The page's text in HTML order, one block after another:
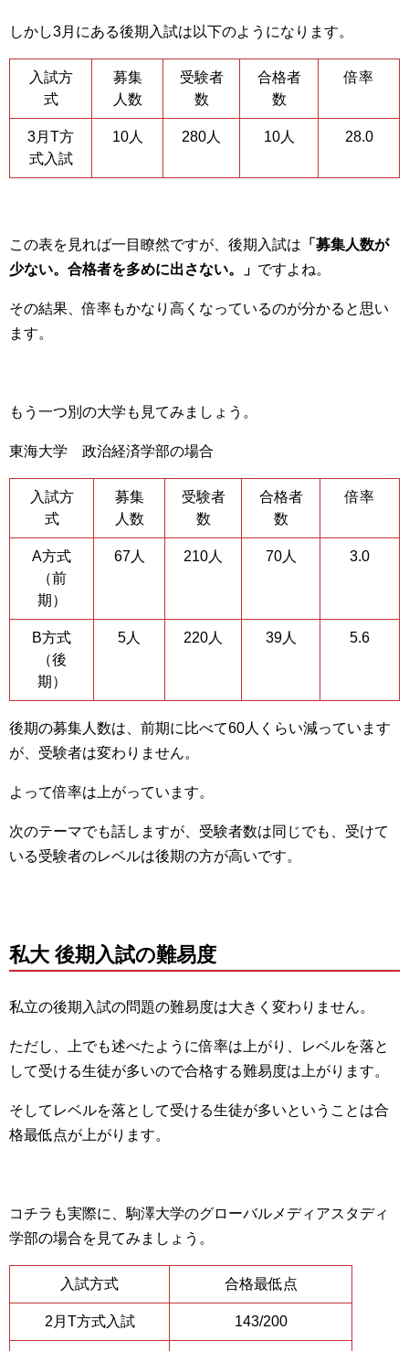
しかし3月にある後期入試は以下のようになります。
入試方
式
募集
人数
受験者
数
合格者
数
倍率
3月T方
式入試
10人 280人 10人 28.0
この表を見れば一目瞭然ですが、後期入試は 「募集人数が
少ない。合格者を多めに出さない。」 ですよね。
その結果、倍率もかなり高くなっているのが分かると思い
ます。
もう一つ別の大学も見てみましょう。
東海大学 政治経済学部の場合
入試方
式
募集
人数
受験者
数
合格者
数
倍率
A方式
（前
期）
67人 210人 70人 3.0
B方式
（後
期）
5人 220人 39人 5.6
後期の募集人数は、前期に比べて60人くらい減っています
が、受験者は変わりません。
よって倍率は上がっています。
次のテーマでも話しますが、受験者数は同じでも、受けて
いる受験者のレベルは後期の方が高いです。
私大 後期入試の難易度
私立の後期入試の問題の難易度は大きく変わりません。
ただし、上でも述べたように倍率は上がり、レベルを落と
して受ける生徒が多いので合格する難易度は上がります。
そしてレベルを落として受ける生徒が多いということは合
格最低点が上がります。
コチラも実際に、駒澤大学のグローバルメディアスタディ
学部の場合を見てみましょう。
入試方式 合格最低点
2月T方式入試 143/200